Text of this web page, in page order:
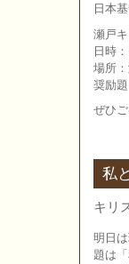
日本
瀬戸
日時
場所
奨励
ぜひご
私
キリ
明日
題は